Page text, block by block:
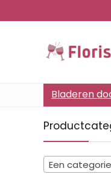
Bladeren
Een